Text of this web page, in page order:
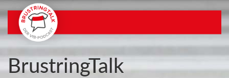
Inhalt
springen
BrustringTalk